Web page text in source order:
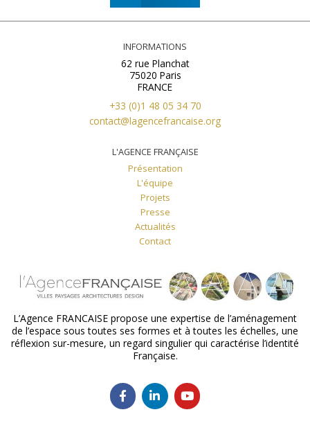
INFORMATIONS
62 rue Planchat
75020 Paris
FRANCE
+33 (0)1 48 05 34 70
contact@lagencefrancaise.org
L'AGENCE FRANÇAISE
Présentation
L'équipe
Projets
Presse
Actualités
Contact
L’Agence FRANCAISE propose une expertise de l’aménagement
de l’espace sous toutes ses formes et à toutes les échelles, une
réflexion sur-mesure, un regard singulier qui caractérise l’identité
Française.